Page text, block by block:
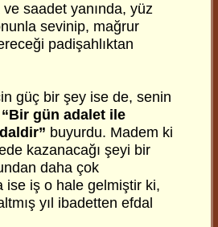
ve saadet yanında, yüz
sevinip, mağrur
padişahlıktan
güç bir şey ise de, senin
“Bir gün adalet ile
buyurdu. Madem ki
kazanacağı şeyi bir
daha çok
ise iş o hale gelmiştir ki,
yıl ibadetten efdal